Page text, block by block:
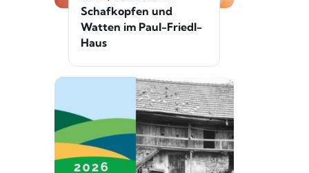
Schafkopfen und
Watten im Paul-Friedl-
Haus